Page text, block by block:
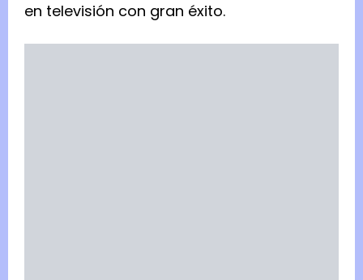
en televisión con gran éxito.